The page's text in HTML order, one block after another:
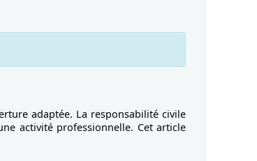
adaptée. La responsabilité civile
activité professionnelle. Cet article